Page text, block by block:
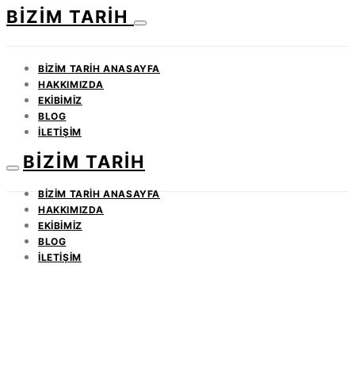
BIZIM TARIH
BIZIM TARIH ANASAYFA
HAKKIMIZDA
EKIBIMIZ
BLOG
İLETIŞIM
BIZIM TARIH
BIZIM TARIH ANASAYFA
HAKKIMIZDA
EKIBIMIZ
BLOG
İLETIŞIM